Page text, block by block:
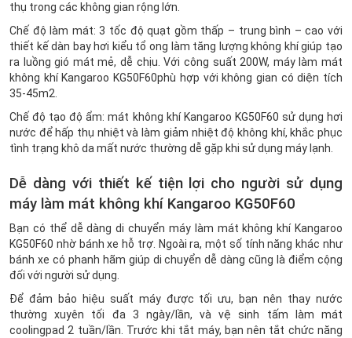
thụ trong các không gian rộng lớn.
Chế độ làm mát: 3 tốc độ quạt gồm thấp – trung bình – cao với
thiết kế dàn bay hơi kiểu tổ ong làm tăng lượng không khí giúp tạo
ra luồng gió mát mẻ, dễ chịu. Với công suất 200W, máy làm mát
không khí Kangaroo KG50F60phù hợp với không gian có diện tích
35-45m2.
Chế độ tạo độ ẩm: mát không khí Kangaroo KG50F60 sử dụng hơi
nước để hấp thụ nhiệt và làm giảm nhiệt độ không khí, khắc phục
tình trạng khô da mất nước thường dễ gặp khi sử dụng máy lạnh.
Dễ dàng với thiết kế tiện lợi cho người sử dụng
máy làm mát không khí Kangaroo KG50F60
Bạn có thể dễ dàng di chuyển máy làm mát không khí Kangaroo
KG50F60 nhờ bánh xe hỗ trợ. Ngoài ra, một số tính năng khác như
bánh xe có phanh hãm giúp di chuyển dễ dàng cũng là điểm cộng
đối với người sử dụng.
Để đảm bảo hiệu suất máy được tối ưu, bạn nên thay nước
thường xuyên tối đa 3 ngày/lần, và vệ sinh tấm làm mát
coolingpad 2 tuần/lần. Trước khi tắt máy, bạn nên tắt chức năng